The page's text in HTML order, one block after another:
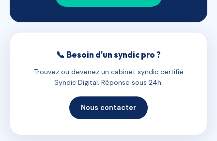
📞 Besoin d'un syndic pro ?
Trouvez ou devenez un cabinet syndic certifié
Syndic Digital. Réponse sous 24h.
Nous contacter